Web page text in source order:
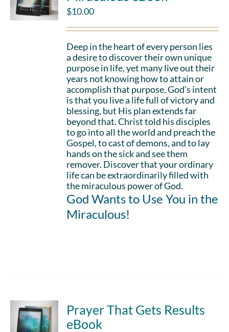
$10.00
Deep in the heart of every person lies
a desire to discover their own unique
purpose in life, yet many live out their
years not knowing how to attain or
accomplish that purpose. God’s intent
is that you live a life full of victory and
blessing, but His plan extends far
beyond that. Christ told his disciples
to go into all the world and preach the
Gospel, to cast of demons, and to lay
hands on the sick and see them
remover. Discover that your ordinary
life can be extraordinarily filled with
the miraculous power of God.
God Wants to Use You in the
Miraculous!
Prayer That Gets Results
eBook